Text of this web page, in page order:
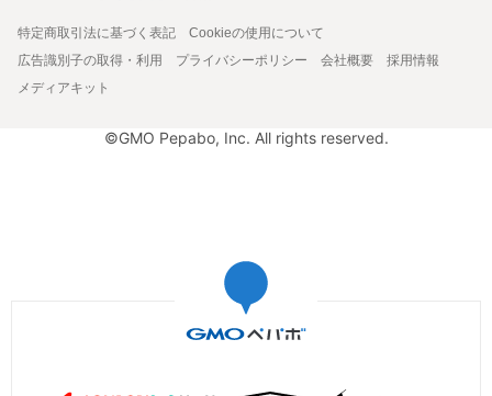
特定商取引法に基づく表記
Cookieの使用について
広告識別子の取得・利用
プライバシーポリシー 会社概要
採用情報
メディアキット
©GMO Pepabo, Inc. All rights reserved.